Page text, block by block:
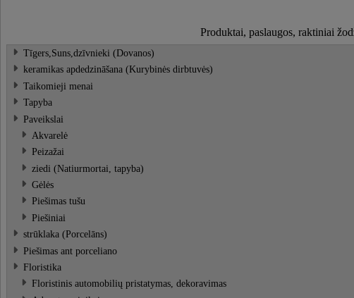
Produktai, paslaugos, raktiniai
Tīgers,Suns,dzīvnieki (Dovanos)
keramikas apdedzināšana (Kurybinės dirbtuvės)
Taikomieji menai
Tapyba
Paveikslai
Akvarelė
Peizažai
ziedi (Natiurmortai, tapyba)
Gėlės
Piešimas tušu
Piešiniai
strūklaka (Porcelāns)
Piešimas ant porceliano
Floristika
Floristinis automobilių pristatymas, dekoravimas